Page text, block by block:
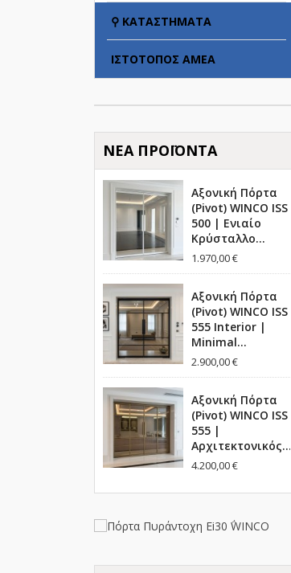
⚲ ΚΑΤΑΣΤΉΜΑΤΑ
ΙΣΤΌΤΟΠΟΣ ΑΜΕΑ
ΝΈΑ ΠΡΟΪΌΝΤΑ
Αξονική Πόρτα
(Pivot) WINCO ISS
500 | Ενιαίο
Κρύσταλλο...
1.970,00 €
Αξονική Πόρτα
(Pivot) WINCO ISS
555 Interior |
Minimal...
2.900,00 €
Αξονική Πόρτα
(Pivot) WINCO ISS
555 |
Αρχιτεκτονικός...
4.200,00 €